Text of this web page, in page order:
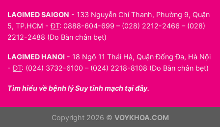
LAGIMED SAIGON - 133 Nguyễn Chí Thanh, Phường 9, Quận
5, TP.HCM -ĐT: 0888-604-699 – (028) 2212-2466 – (028)
2212-2488 (Đo Bàn chân bẹt)
LAGIMED HANOI - 18 Ngõ 11 Thái Hà, Quận Đống Đa, Hà Nội
-ĐT: (024) 3732-6100 – (024) 2218-8108 (Đo Bàn chân bẹt)
Tìm hiểu về bệnh lý Suy tĩnh mạch tại đây.
Copyright 2026 © VOYKHOA.COM